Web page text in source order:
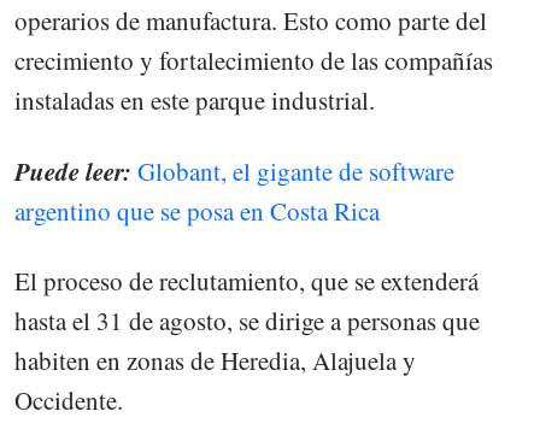
operarios de manufactura. Esto como parte del
crecimiento y fortalecimiento de las compañías
instaladas en este parque industrial.
Puede leer: Globant, el gigante de software
argentino que se posa en Costa Rica
El proceso de reclutamiento, que se extenderá
hasta el 31 de agosto, se dirige a personas que
habiten en zonas de Heredia, Alajuela y
Occidente.